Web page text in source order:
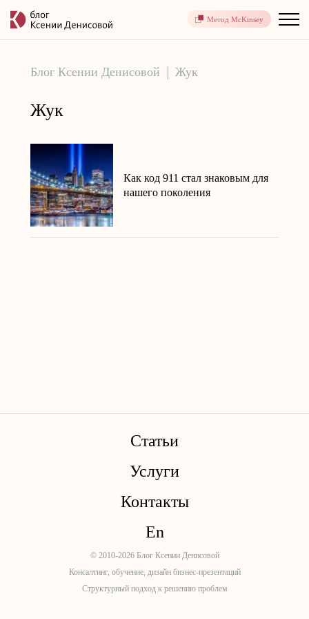
Метод McKinsey
Блог Ксении Денисовой Жук
Жук
Как код 911 стал знаковым для
нашего поколения
Статьи
Услуги
Контакты
En
© 2010-2026 Блог Ксении Денисовой
Консалтинг, обучение, дизайн бизнес-презентаций
Структурный подход к решению проблем